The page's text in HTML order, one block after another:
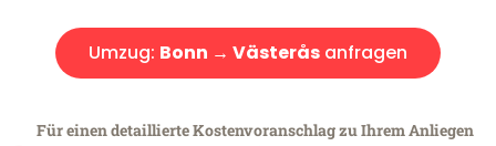
Umzug: Bonn → Västerås anfragen
Für einen detaillierte Kostenvoranschlag zu Ihrem Anliegen